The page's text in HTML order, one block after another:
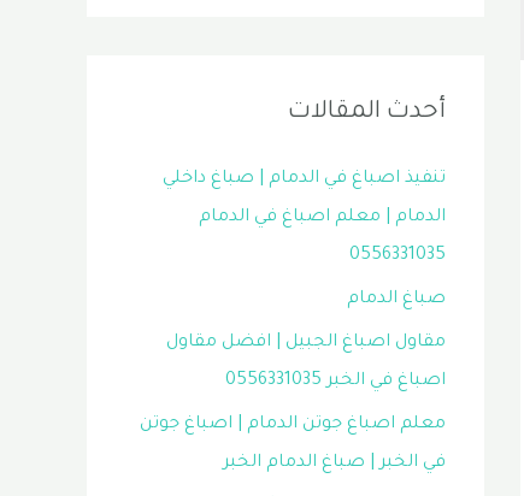
أحدث المقالات
تنفيذ اصباغ في الدمام | صباغ داخلي
الدمام | معلم اصباغ في الدمام
0556331035
صباغ الدمام
مقاول اصباغ الجبيل | افضل مقاول
اصباغ في الخبر 0556331035
معلم اصباغ جوتن الدمام | اصباغ جوتن
في الخبر | صباغ الدمام الخبر